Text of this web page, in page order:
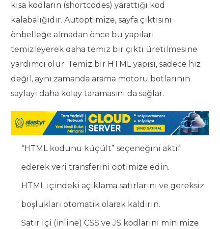
kısa kodların (shortcodes) yarattığı kod
kalabalığıdır. Autoptimize, sayfa çıktısını
önbelleğe almadan önce bu yapıları
temizleyerek daha temiz bir çıktı üretilmesine
yardımcı olur. Temiz bir HTML yapısı, sadece hız
değil, aynı zamanda arama motoru botlarının
sayfayı daha kolay taramasını da sağlar.
“HTML kodunu küçült” seçeneğini aktif
ederek veri transferini optimize edin.
HTML içindeki açıklama satırlarını ve gereksiz
boşlukları otomatik olarak kaldırın.
Satır içi (inline) CSS ve JS kodlarını minimize